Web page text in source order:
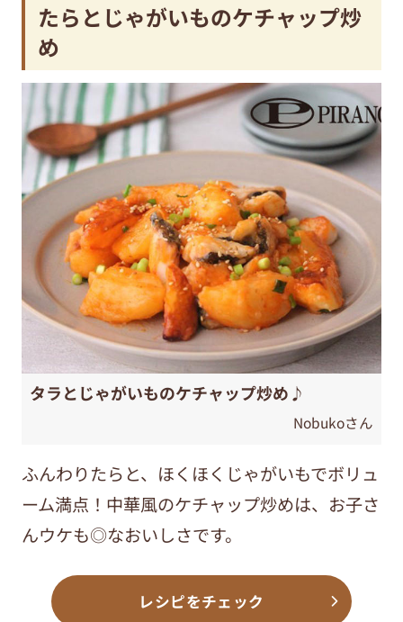
たらとじゃがいものケチャップ炒
め
タラとじゃがいものケチャップ炒め♪
Nobukoさん
ふんわりたらと、ほくほくじゃがいもでボリュ
ーム満点！中華風のケチャップ炒めは、お子さ
んウケも◎なおいしさです。
レシピをチェック